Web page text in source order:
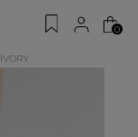
0
IVORY